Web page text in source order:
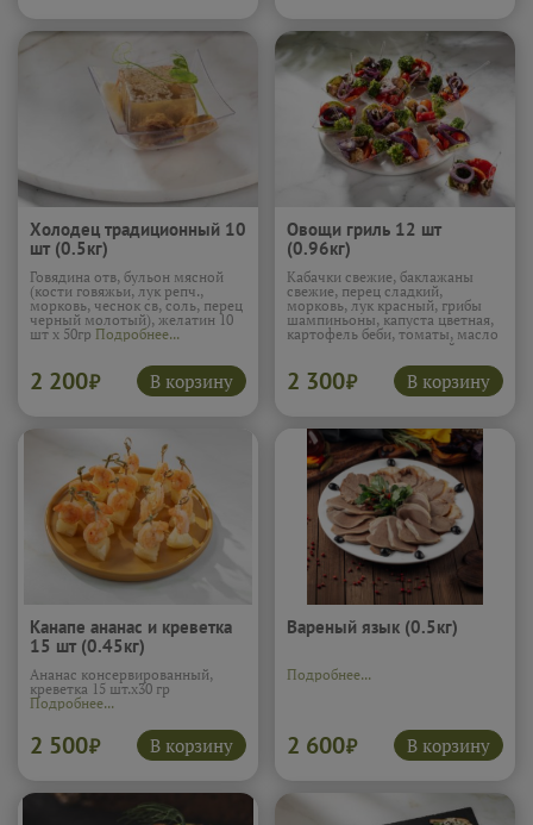
Холодец традиционный 10
шт (0.5кг)
Говядина отв, бульон мясной
(кости говяжьи, лук репч.,
морковь, чеснок св, соль, перец
черный молотый), желатин 10
шт х 50гр Подробнее...
2 200₽ В корзину
Овощи гриль 12 шт
(0.96кг)
Кабачки свежие, баклажаны
свежие, перец сладкий,
морковь, лук красный, грибы
шампиньоны, капуста цветная,
картофель беби, томаты, масло
подсолн., тимьян свежий, соль
Подробнее...
2 300₽ В корзину
Канапе ананас и креветка
15 шт (0.45кг)
Ананас консервированный,
креветка 15 шт.х30 гр
Подробнее...
2 500₽ В корзину
Вареный язык (0.5кг)
Подробнее...
2 600₽ В корзину